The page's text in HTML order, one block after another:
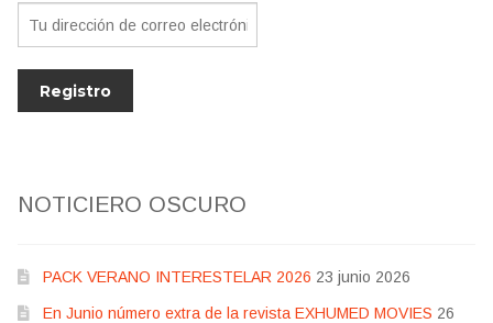
NOTICIERO OSCURO
PACK VERANO INTERESTELAR 2026 23 junio 2026
En Junio número extra de la revista EXHUMED MOVIES 26